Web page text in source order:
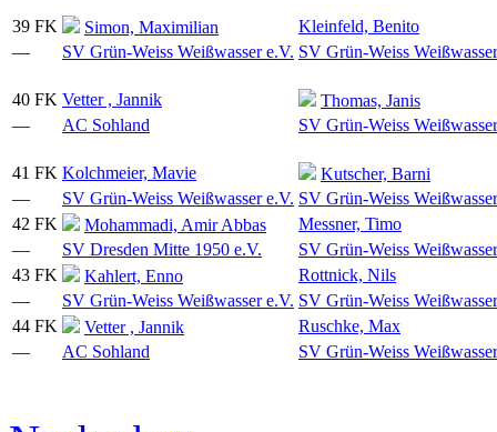
39 FK Simon, Maximilian
Kleinfeld, Benito
—
SV Grün-Weiss Weißwasser e.V. SV Grün-Weiss
40 FK Vetter , Jannik
Thomas, Janis
—
AC Sohland SV Grün-Weiss
41 FK Kolchmeier, Mavie
Kutscher, Barni
—
SV Grün-Weiss Weißwasser e.V. SV Grün-Weiss
42 FK Mohammadi, Amir Abbas
Messner, Timo
—
SV Dresden Mitte 1950 e.V.
SV Grün-Weiss
43 FK Kahlert, Enno
Rottnick, Nils
—
SV Grün-Weiss Weißwasser e.V. SV Grün-Weiss
44 FK Vetter , Jannik
Ruschke, Max
—
AC Sohland SV Grün-Weiss